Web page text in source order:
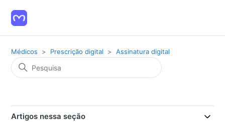
Médicos Prescrição digital Assinatura digital
Artigos nessa seção